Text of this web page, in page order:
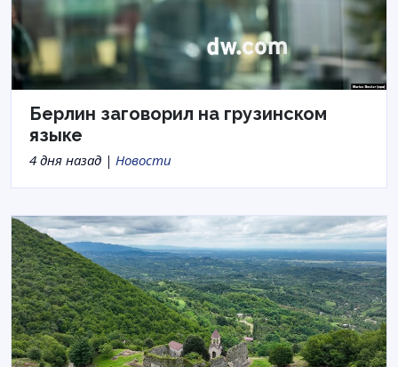
Берлин заговорил на грузинском
языке
4 дня назад | Новости